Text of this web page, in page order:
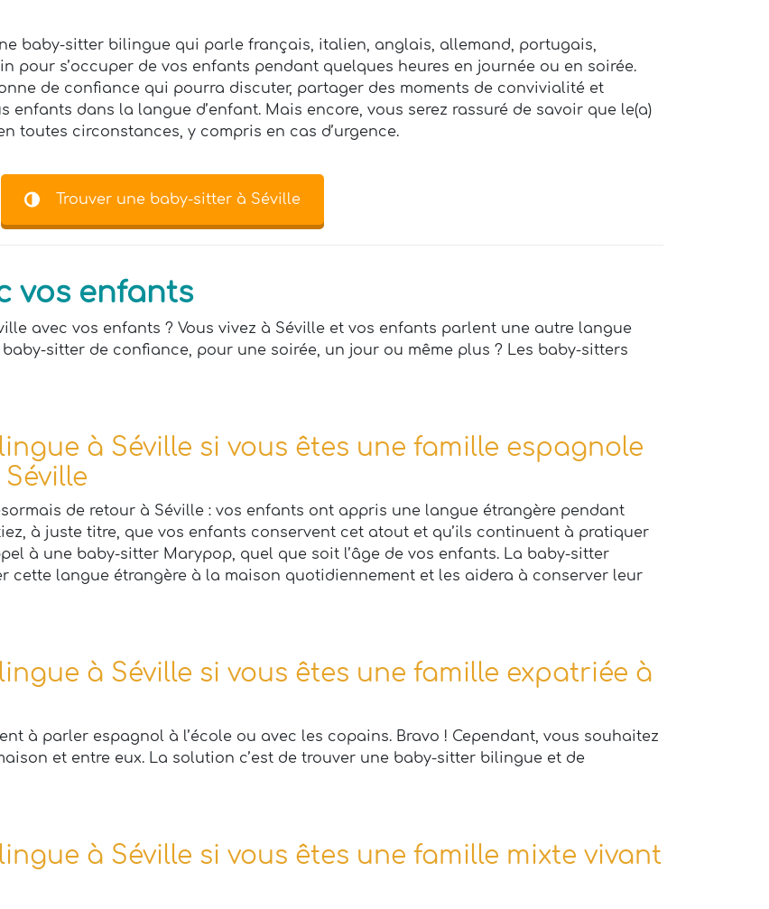
baby-sitter bilingue qui parle français, italien, anglais, allemand, portugais,
pour s’occuper de vos enfants pendant quelques heures en journée ou en soirée.
de confiance qui pourra discuter, partager des moments de convivialité et
dans la langue d’enfant. Mais encore, vous serez rassuré de savoir que le(a)
toutes circonstances, y compris en cas d’urgence.
Trouver une baby-sitter à Séville
vos enfants
avec vos enfants ? Vous vivez à Séville et vos enfants parlent une autre langue
sitter de confiance, pour une soirée, un jour ou même plus ? Les baby-sitters
à Séville si vous êtes une famille espagnole
de retour à Séville : vos enfants ont appris une langue étrangère pendant
à juste titre, que vos enfants conservent cet atout et qu’ils continuent à pratiquer
à une baby-sitter Marypop, quel que soit l’âge de vos enfants. La baby-sitter
cette langue étrangère à la maison quotidiennement et les aidera à conserver leur
à Séville si vous êtes une famille expatriée à
à parler espagnol à l’école ou avec les copains. Bravo ! Cependant, vous souhaitez
et entre eux. La solution c’est de trouver une baby-sitter bilingue et de
à Séville si vous êtes une famille mixte vivant